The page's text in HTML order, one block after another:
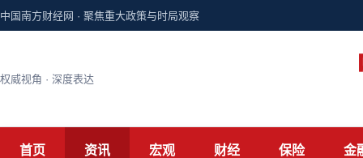
中国南方财经网 · 聚焦重大政策与时局观察
权威视角 · 深度表达
首页 资讯 宏观 财经 保险 金